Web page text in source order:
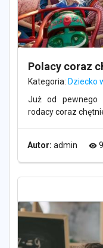
Kategoria: Dziecko
Już od pewnego
rodacy coraz
Autor: admin visibility